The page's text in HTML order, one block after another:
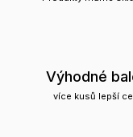
Výhodné
více kusů lepší